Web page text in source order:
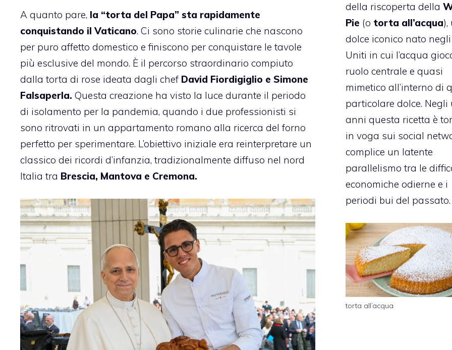
A quanto pare, la “torta del Papa” sta rapidamente
conquistando il Vaticano. Ci sono storie culinarie che nascono
per puro affetto domestico e finiscono per conquistare le tavole
più esclusive del mondo. È il percorso straordinario compiuto
dalla torta di rose ideata dagli chef David Fiordigiglio e Simone
Falsaperla. Questa creazione ha visto la luce durante il periodo
di isolamento per la pandemia, quando i due professionisti si
sono ritrovati in un appartamento romano alla ricerca del forno
perfetto per sperimentare. L’obiettivo iniziale era reinterpretare un
classico dei ricordi d’infanzia, tradizionalmente diffuso nel nord
Italia tra Brescia, Mantova e Cremona.
della riscoperta della
Pie (o torta all’acqua),
dolce iconico nato
Uniti in cui l’acqua
ruolo centrale e quasi
mimetico all’interno di
particolare dolce. Negli
anni questa ricetta è
in voga sui social
complice un latente
parallelismo tra le
economiche odierne e i
periodi bui del passato.
torta all’acqua